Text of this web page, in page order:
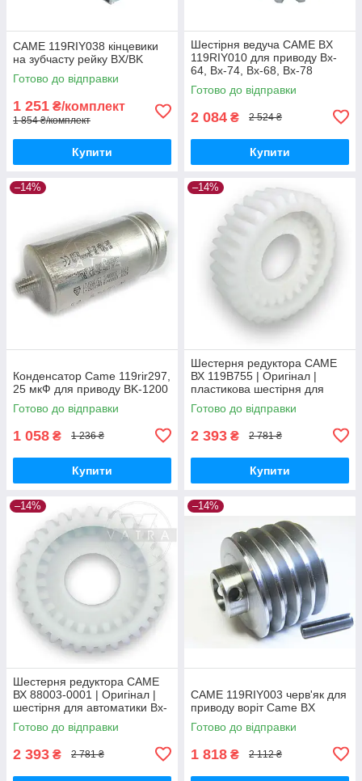
CAME 119RIY038 кінцевики
на зубчасту рейку BX/BK
Готово до відправки
1 251 ₴/комплект
1 854 ₴/комплект
Купити
Шестірня ведуча CAME BX
119RIY010 для приводу Bx-
64, Bx-74, Bx-68, Bx-78
Готово до відправки
2 084 ₴ 2 524 ₴
Купити
–14%
Конденсатор Came 119rir297,
25 мкФ для приводу BK-1200
Готово до відправки
1 058 ₴ 1 236 ₴
Купити
–14%
Шестерня редуктора CAME
ВХ 119B755 | Оригінал |
пластикова шестірня для
приводу Bx-64, Bx-74, Bx-68,
Bx-78
Готово до відправки
2 393 ₴ 2 781 ₴
Купити
–14%
Шестерня редуктора CAME
ВХ 88003-0001 | Оригінал |
шестірня для автоматики Bx-
64, Bx-74, Bx-68, Bx-78
Готово до відправки
2 393 ₴ 2 781 ₴
–14%
CAME 119RIY003 черв'як для
приводу воріт Came BX
Готово до відправки
1 818 ₴ 2 112 ₴